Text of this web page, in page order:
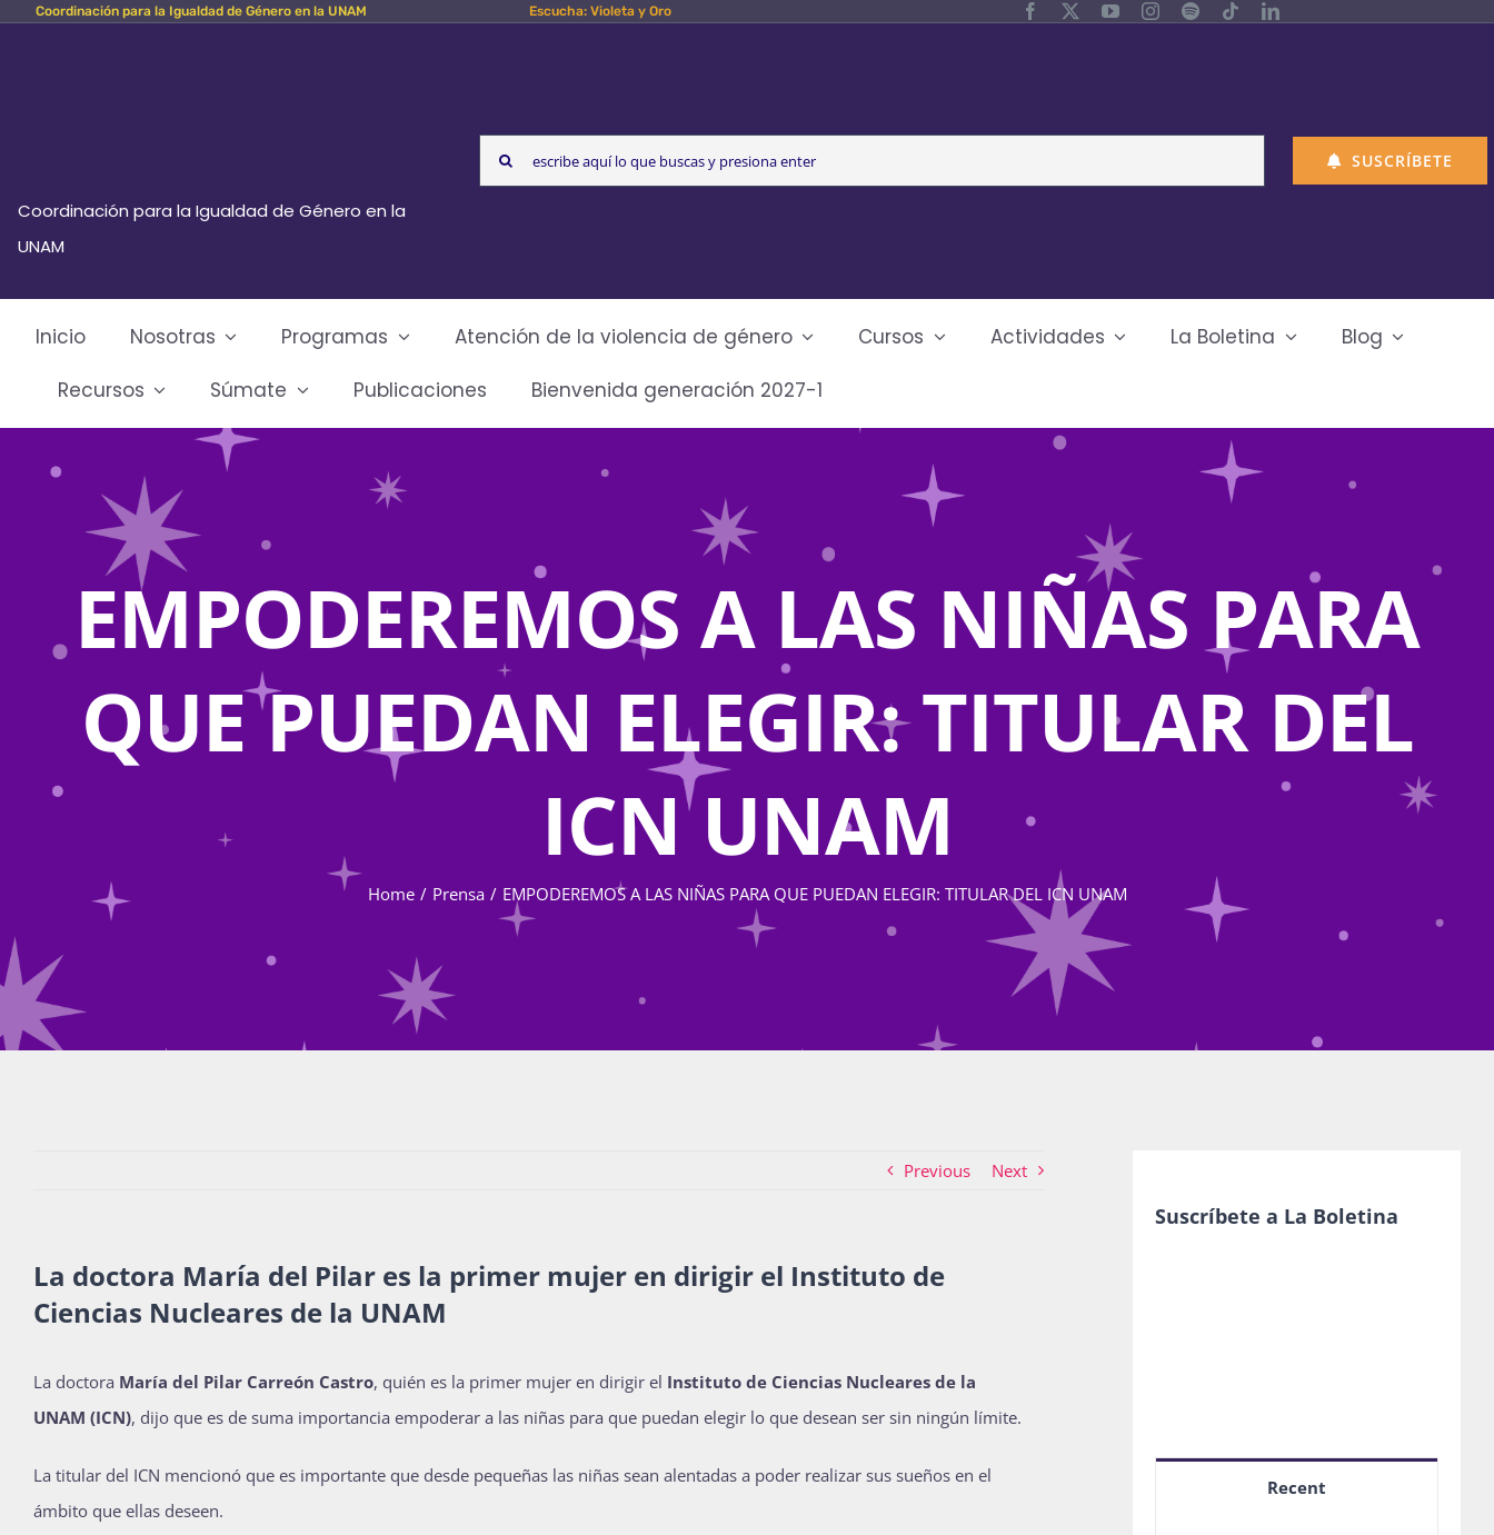
Skip Coordinación para la Igualdad de Género en la UNAM Escucha: Violeta y Oro
Coordinación para la Igualdad de Género en la
UNAM
Search
for:
SUSCRÍBETE
Inicio Nosotras Programas Atención de la violencia de género Cursos Actividades La Boletina
Blog
Recursos
Súmate Publicaciones Bienvenida generación 2027-1
EMPODEREMOS A LAS NIÑAS PARA
QUE PUEDAN ELEGIR: TITULAR DEL
ICN UNAM
Home Prensa EMPODEREMOS A LAS NIÑAS PARA QUE PUEDAN ELEGIR: TITULAR DEL ICN UNAM
Previous Next
La doctora María del Pilar es la primer mujer en dirigir el Instituto de
Ciencias Nucleares de la UNAM
La doctora María del Pilar Carreón Castro, quién es la primer mujer en dirigir el Instituto de Ciencias Nucleares de la
UNAM (ICN), dijo que es de suma importancia empoderar a las niñas para que puedan elegir lo que desean ser sin ningún límite.
La titular del ICN mencionó que es importante que desde pequeñas las niñas sean alentadas a poder realizar sus sueños en el
ámbito que ellas deseen.
Suscríbete a La Boletina
Recent